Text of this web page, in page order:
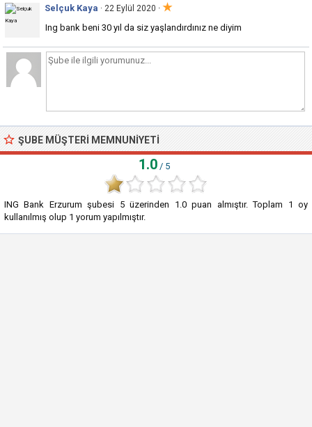
Selçuk Kaya · 22 Eylül 2020 · ★
Ing bank beni 30 yıl da siz yaşlandırdınız ne diyim
ŞUBE MÜŞTERI MEMNUNIYETI
1.0 / 5
ING Bank Erzurum şubesi 5üzerinden 1.0puan almıştır. Toplam 1 oy
kullanılmış olup 1 yorum yapılmıştır.